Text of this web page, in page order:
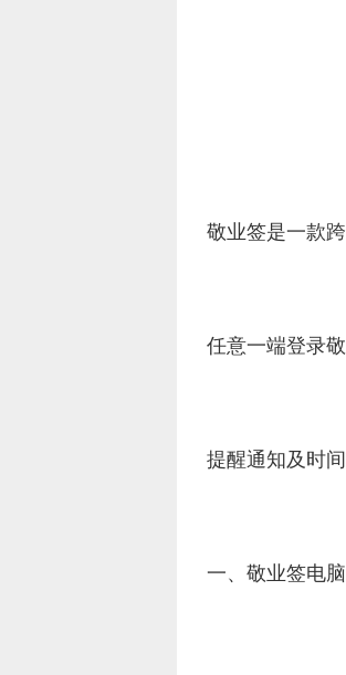
敬业签是一款
任意一端登录
提醒通知及时
一、敬业签电